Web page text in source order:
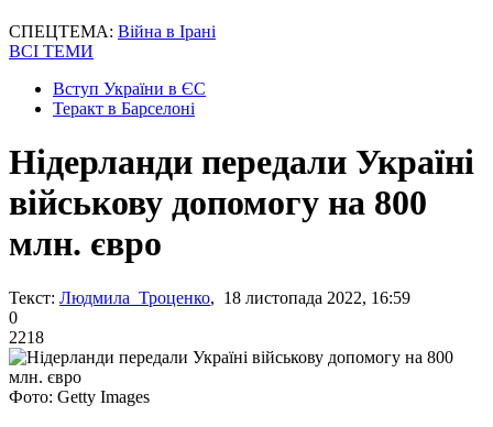
СПЕЦТЕМА: Війна в Ірані
ВСІ ТЕМИ
Вступ України в ЄС
Теракт в Барселоні
Нідерланди передали Україні
військову допомогу на 800
млн. євро
Текст: Людмила Троценко, 18 листопада 2022, 16:59
0
2218
Фото: Getty Images